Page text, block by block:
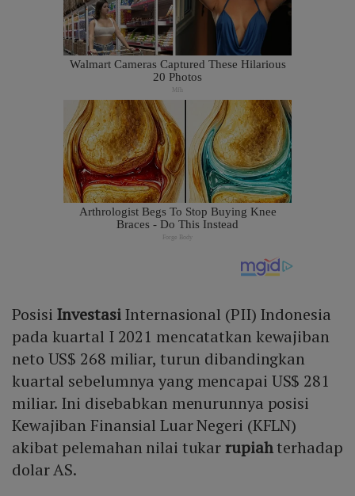
Posisi InvestasiInternasional (PII) Indonesia
pada kuartal I 2021 mencatatkan kewajiban
neto US$ 268 miliar, turun dibandingkan
kuartal sebelumnya yang mencapai US$ 281
miliar. Ini disebabkan menurunnya posisi
Kewajiban Finansial Luar Negeri (KFLN)
akibat pelemahan nilai tukarrupiahterhadap
dolar AS.